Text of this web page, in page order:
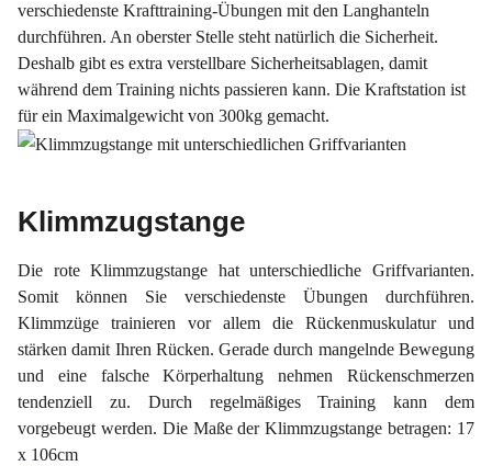
verschiedenste Krafttraining-Übungen mit den Langhanteln
durchführen. An oberster Stelle steht natürlich die Sicherheit.
Deshalb gibt es extra verstellbare Sicherheitsablagen, damit
während dem Training nichts passieren kann. Die Kraftstation ist
für ein Maximalgewicht von 300kg gemacht.
Klimmzugstange
Die rote Klimmzugstange hat unterschiedliche Griffvarianten.
Somit können Sie verschiedenste Übungen durchführen.
Klimmzüge trainieren vor allem die Rückenmuskulatur und
stärken damit Ihren Rücken. Gerade durch mangelnde Bewegung
und eine falsche Körperhaltung nehmen Rückenschmerzen
tendenziell zu. Durch regelmäßiges Training kann dem
vorgebeugt werden. Die Maße der Klimmzugstange betragen: 17
x 106cm